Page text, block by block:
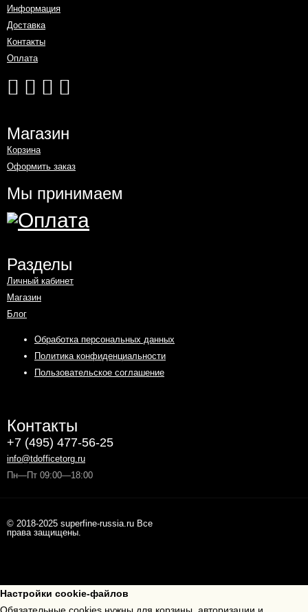
Информация
Доставка
Контакты
Оплата
Магазин
Корзина
Оформить заказ
Мы принимаем
Разделы
Личный кабинет
Магазин
Блог
Обработка персональных данных
Политика конфиденциальности
Пользовательское соглашение
Контакты
+7 (495) 477-56-25
info@tdofficetorg.ru
Пн—Пт 09:00—18:00
© 2018-2025 superfine-russia.ru Все
права защищены.
Настройки cookie-файлов